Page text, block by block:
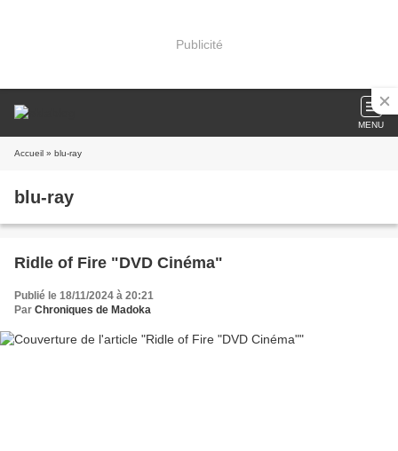
Publicité
MENU
Accueil » blu-ray
blu-ray
Ridle of Fire "DVD Cinéma"
Publié le 18/11/2024 à 20:21
Par Chroniques de Madoka